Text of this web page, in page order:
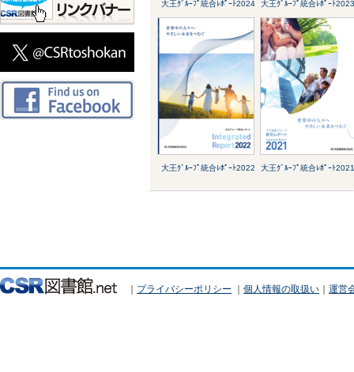
大王ｸﾞﾙｰﾌﾟ統合ﾚﾎﾟｰﾄ2024 大王ｸﾞﾙｰﾌﾟ統合ﾚﾎﾟｰﾄ2023
大王ｸﾞﾙｰﾌﾟ統合ﾚﾎﾟｰﾄ2022 大王ｸﾞﾙｰﾌﾟ統合ﾚﾎﾟｰﾄ2021
｜ プライバシーポリシー ｜ 個人情報の取扱い ｜ 運営